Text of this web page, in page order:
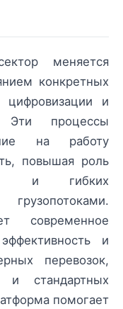
меняется
конкретных
цифровизации и
Эти процессы
на работу
повышая роль
и гибких
современное
и
перевозок,
и стандартных
помогает